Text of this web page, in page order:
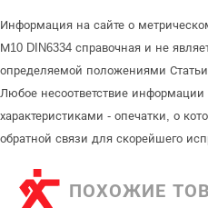
Информация на сайте о
М10 DIN6334 справочная и не
определяемой положениями
Любое несоответствие информации
характеристиками - опечатки, о
обратной связи для скорейшего
ПОХОЖИЕ